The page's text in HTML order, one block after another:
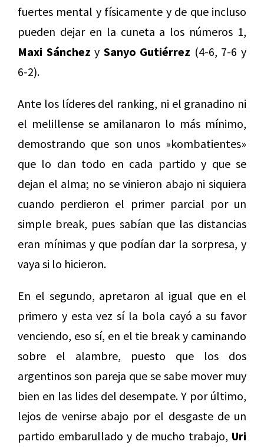
fuertes mental y físicamente y de que incluso
pueden dejar en la cuneta a los números 1,
Maxi Sánchez y Sanyo Gutiérrez (4-6, 7-6 y
6-2).
Ante los líderes del ranking, ni el granadino ni
el melillense se amilanaron lo más mínimo,
demostrando que son unos »kombatientes»
que lo dan todo en cada partido y que se
dejan el alma; no se vinieron abajo ni siquiera
cuando perdieron el primer parcial por un
simple break, pues sabían que las distancias
eran mínimas y que podían dar la sorpresa, y
vaya si lo hicieron.
En el segundo, apretaron al igual que en el
primero y esta vez sí la bola cayó a su favor
venciendo, eso sí, en el tie break y caminando
sobre el alambre, puesto que los dos
argentinos son pareja que se sabe mover muy
bien en las lides del desempate. Y por último,
lejos de venirse abajo por el desgaste de un
partido embarullado y de mucho trabajo, Uri